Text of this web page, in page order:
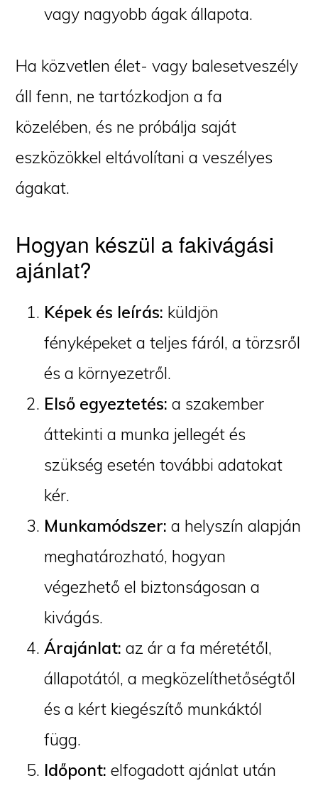
vagy nagyobb ágak állapota.
Ha közvetlen élet- vagy balesetveszély
áll fenn, ne tartózkodjon a fa
közelében, és ne próbálja saját
eszközökkel eltávolítani a veszélyes
ágakat.
Hogyan készül a fakivágási
ajánlat?
Képek és leírás: küldjön
fényképeket a teljes fáról, a törzsről
és a környezetről.
Első egyeztetés: a szakember
áttekinti a munka jellegét és
szükség esetén további adatokat
kér.
Munkamódszer: a helyszín alapján
meghatározható, hogyan
végezhető el biztonságosan a
kivágás.
Árajánlat: az ár a fa méretétől,
állapotától, a megközelíthetőségtől
és a kért kiegészítő munkáktól
függ.
Időpont: elfogadott ajánlat után